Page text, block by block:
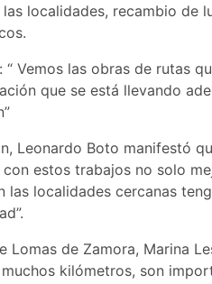
localidades, recambio de
Vemos las obras de rutas
que se está llevando
Leonardo Boto manifestó
estos trabajos no solo
las localidades cercanas
Lomas de Zamora, Marina
kilómetros, son